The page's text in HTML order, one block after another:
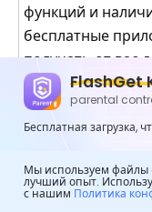
функций и
бесплатные
получать от вас
приложений.
Буду ли я
FlashGet
parental
Бесплатная загрузка,
Мы используем файлы
лучший опыт.
с нашим Политика